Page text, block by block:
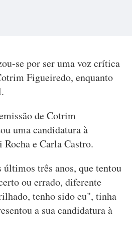
se por ser uma voz crítica
Figueiredo, enquanto
de Cotrim
uma candidatura à
e Carla Castro.
últimos três anos, que tentou
ou errado, diferente
tenho sido eu", tinha
a sua candidatura à